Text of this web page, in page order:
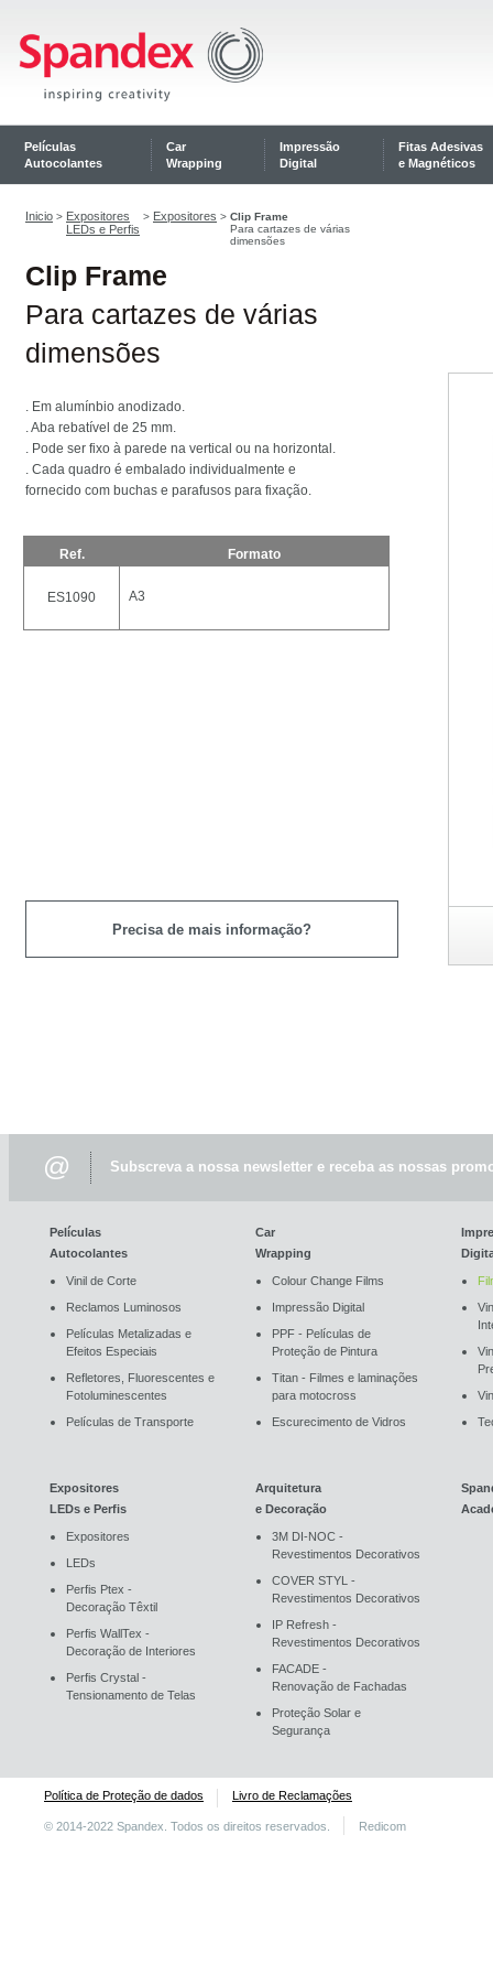
Películas
Autocolantes
Car
Wrapping
Impressão
Digital
Fitas Adesivas
e Magnéticos
Inicio > Expositores
LEDs e Perfis
> Expositores > Clip Frame
Para cartazes de várias
dimensões
Clip Frame
Para cartazes de várias
dimensões
. Em alumínbio anodizado.
. Aba rebatível de 25 mm.
. Pode ser fixo à parede na vertical ou na horizontal.
. Cada quadro é embalado individualmente e
fornecido com buchas e parafusos para fixação.
Ref. Formato
ES1090 A3
Precisa de mais informação?
@ Subscreva a nossa newsletter e receba as nossas
Películas
Autocolantes
Vinil de Corte
Reclamos Luminosos
Películas Metalizadas e
Efeitos Especiais
Refletores, Fluorescentes e
Fotoluminescentes
Películas de Transporte
Car
Wrapping
Colour Change Films
Impressão Digital
PPF - Películas de
Proteção de Pintura
Titan - Filmes e laminações
para motocross
Escurecimento de Vidros
Expositores
LEDs e Perfis
Expositores
LEDs
Perfis Ptex -
Decoração Têxtil
Perfis WallTex -
Decoração de Interiores
Perfis Crystal -
Tensionamento de Telas
Arquitetura
e Decoração
3M DI-NOC -
Revestimentos Decorativos
COVER STYL -
Revestimentos Decorativos
IP Refresh -
Revestimentos Decorativos
FACADE -
Renovação de Fachadas
Proteção Solar e
Segurança
Política de Proteção de dados Livro de Reclamações
© 2014-2022 Spandex. Todos os direitos reservados. Redicom